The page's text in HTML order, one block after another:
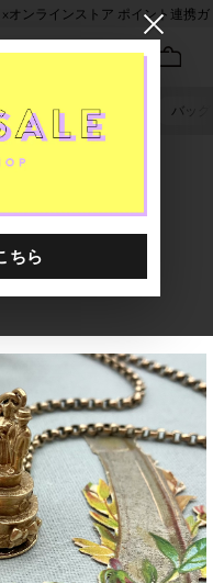
オンラインストア ポイント連携ガ
40th限定 ピアス バッグ
Anniversary